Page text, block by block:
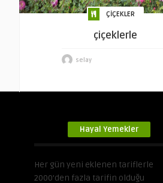
ÇİÇEKLER
çiçeklerle
selay
Hayal Yemekler
Her gün yeni eklenen tariflerle
2000’den fazla tarifin olduğu